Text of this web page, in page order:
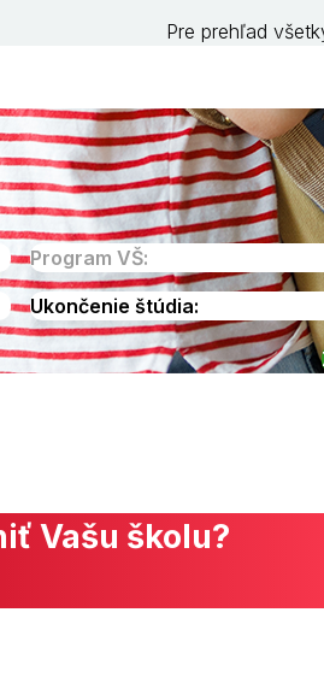
Pre prehľad
Vašu školu?